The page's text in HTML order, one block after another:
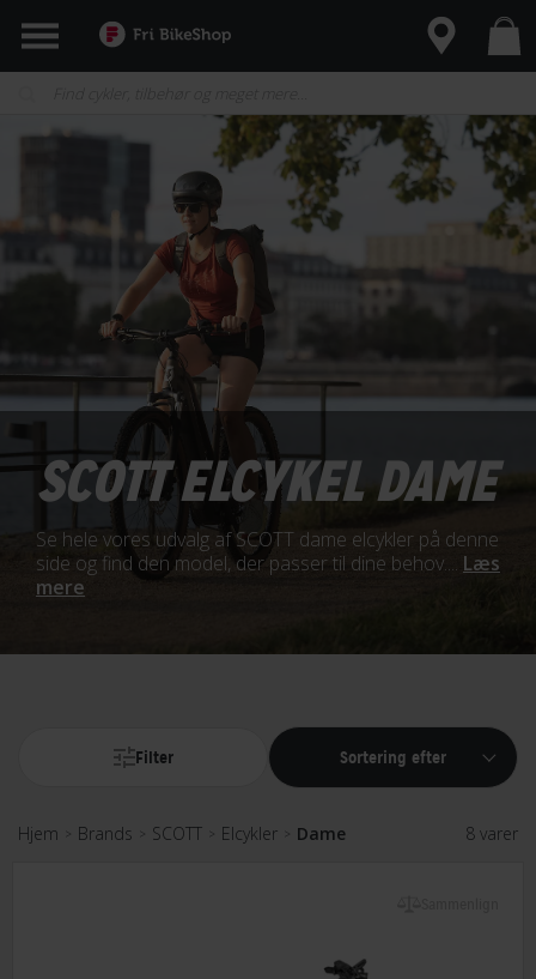
SCOTT ELCYKEL DAME
Se hele vores udvalg af SCOTT dame elcykler på denne
side og find den model, der passer til dine behov.... Læs
mere
Filter Sortering efter
Hjem > Brands > SCOTT > Elcykler > Dame 8 varer